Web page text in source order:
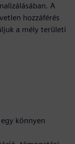
A
hozzáférés
a mély területi
könnyen